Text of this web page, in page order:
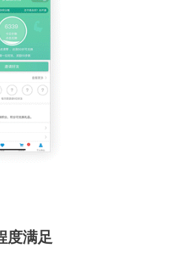
度满足